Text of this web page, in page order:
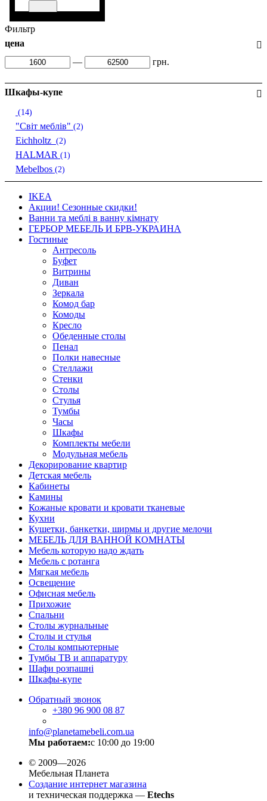
Фильтр
цена
—
грн.
Шкафы-купе
(14)
"Світ меблів" (2)
Eichholtz (2)
HALMAR (1)
Mebelbos (2)
IKEA
Акции! Сезонные скидки!
Ванни та меблі в ванну кімнату
ГЕРБОР МЕБЕЛЬ И БРВ-УКРАИНА
Гостиные
Антресоль
Буфет
Витрины
Диван
Зеркала
Комод бар
Комоды
Кресло
Обеденные столы
Пенал
Полки навесные
Стеллажи
Стенки
Столы
Стулья
Тумбы
Часы
Шкафы
Комплекты мебели
Модульная мебель
Декорирование квартир
Детская мебель
Кабинеты
Камины
Кожаные кровати и кровати тканевые
Кухни
Кушетки, банкетки, ширмы и другие мелочи
МЕБЕЛЬ ДЛЯ ВАННОЙ КОМНАТЫ
Мебель которую надо ждать
Мебель с ротанга
Мягкая мебель
Освещение
Офисная мебель
Прихожие
Спальни
Столы журнальные
Столы и стулья
Столы компьютерные
Тумбы ТВ и аппаратуру
Шафи розпашні
Шкафы-купе
Обратный звонок
+380 96 900 08 87
info@planetamebeli.com.ua
Мы работаем:с 10:00 до 19:00
© 2009—2026
Мебельная Планета
Создание интернет магазина
и техническая поддержка — Etechs